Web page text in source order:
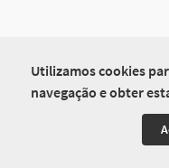
Utilizamos cookies
navegação e obter